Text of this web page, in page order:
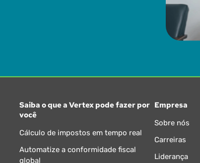
Saiba o que a Vertex pode fazer por
você
Cálculo de impostos em tempo real
Automatize a conformidade fiscal
global
Empresa
Sobre nós
Carreiras
Liderança